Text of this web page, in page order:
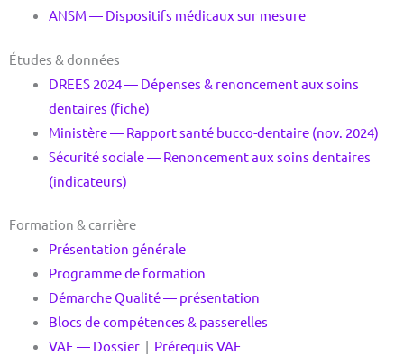
ANSM — Dispositifs médicaux sur mesure
Études & données
DREES 2024 — Dépenses & renoncement aux soins
dentaires (fiche)
Ministère — Rapport santé bucco-dentaire (nov. 2024)
Sécurité sociale — Renoncement aux soins dentaires
(indicateurs)
Formation & carrière
Présentation générale
Programme de formation
Démarche Qualité — présentation
Blocs de compétences & passerelles
VAE — Dossier| Prérequis VAE